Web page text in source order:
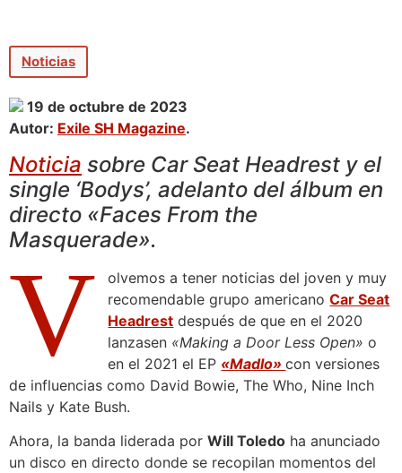
Noticias
19 de octubre de 2023
Autor: Exile SH Magazine.
Noticia sobre Car Seat Headrest y el
single ‘Bodys’, adelanto del álbum en
directo «Faces From the
Masquerade».
V
olvemos a tener noticias del joven y muy
recomendable grupo americanoCar Seat
Headrest después de que en el 2020
lanzasen «Making a Door Less Open»o
en el 2021 el EP «Madlo»con versiones
de influencias como David Bowie, The Who, Nine Inch
Nails y Kate Bush.
Ahora, la banda liderada por Will Toledo ha anunciado
un disco en directo donde se recopilan momentos del